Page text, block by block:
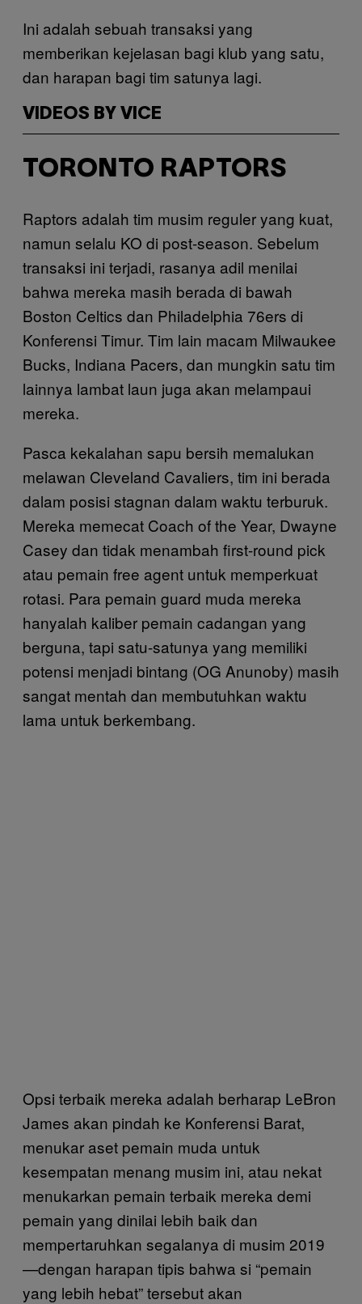
Ini adalah sebuah transaksi yang
memberikan kejelasan bagi klub yang satu,
dan harapan bagi tim satunya lagi.
VIDEOS BY VICE
TORONTO RAPTORS
Raptors adalah tim musim reguler yang kuat,
namun selalu KO di post-season. Sebelum
transaksi ini terjadi, rasanya adil menilai
bahwa mereka masih berada di bawah
Boston Celtics dan Philadelphia 76ers di
Konferensi Timur. Tim lain macam Milwaukee
Bucks, Indiana Pacers, dan mungkin satu tim
lainnya lambat laun juga akan melampaui
mereka.
Pasca kekalahan sapu bersih memalukan
melawan Cleveland Cavaliers, tim ini berada
dalam posisi stagnan dalam waktu terburuk.
Mereka memecat Coach of the Year, Dwayne
Casey dan tidak menambah first-round pick
atau pemain free agent untuk memperkuat
rotasi. Para pemain guard muda mereka
hanyalah kaliber pemain cadangan yang
berguna, tapi satu-satunya yang memiliki
potensi menjadi bintang (OG Anunoby) masih
sangat mentah dan membutuhkan waktu
lama untuk berkembang.
Opsi terbaik mereka adalah berharap LeBron
James akan pindah ke Konferensi Barat,
menukar aset pemain muda untuk
kesempatan menang musim ini, atau nekat
menukarkan pemain terbaik mereka demi
pemain yang dinilai lebih baik dan
mempertaruhkan segalanya di musim 2019
—dengan harapan tipis bahwa si “pemain
yang lebih hebat” tersebut akan